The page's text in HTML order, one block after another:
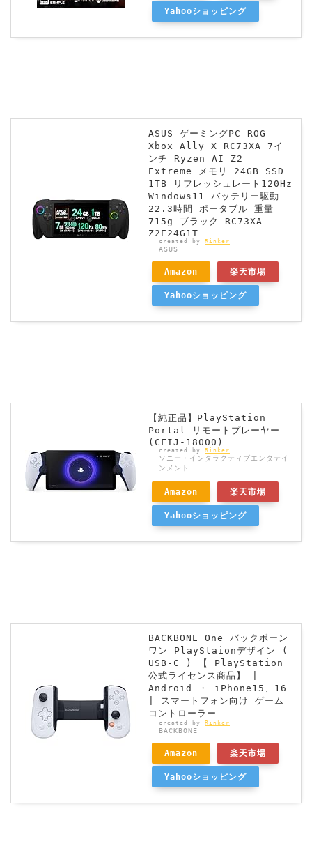
Yahooショッピング
ASUS ゲーミングPC ROG
Xbox Ally X RC73XA 7イ
ンチ Ryzen AI Z2
Extreme メモリ 24GB SSD
1TB リフレッシュレート120Hz
Windows11 バッテリー駆動
22.3時間 ポータブル 重量
715g ブラック RC73XA-
Z2E24G1T
created by Rinker
ASUS
Amazon 楽天市場
Yahooショッピング
【純正品】PlayStation
Portal リモートプレーヤー
(CFIJ-18000)
created by Rinker
ソニー・インタラクティブエンタテイ
ンメント
Amazon 楽天市場
Yahooショッピング
BACKBONE One バックボーン
ワン PlayStaionデザイン (
USB-C ) 【 PlayStation
公式ライセンス商品】 |
Android ・ iPhone15、16
| スマートフォン向け ゲーム
コントローラー
created by Rinker
BACKBONE
Amazon 楽天市場
Yahooショッピング